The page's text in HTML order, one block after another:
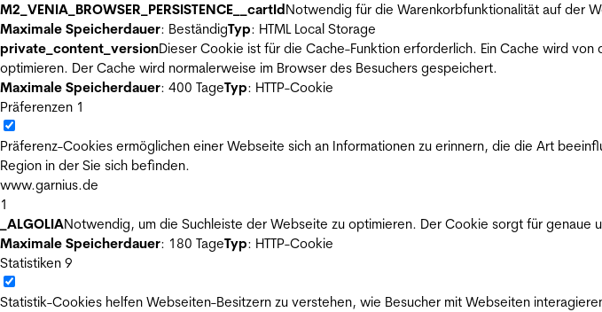
M2_VENIA_BROWSER_PERSISTENCE__cartIdNotwendig für die Warenkorbfunktionalität auf der
Maximale Speicherdauer: BeständigTyp: HTML Local Storage
private_content_versionDieser Cookie ist für die Cache-Funktion erforderlich. Ein Cache wird
optimieren. Der Cache wird normalerweise im Browser des Besuchers gespeichert.
Maximale Speicherdauer: 400 TageTyp: HTTP-Cookie
Präferenzen 1
Präferenz-Cookies ermöglichen einer Webseite sich an Informationen zu erinnern, die die Art
Region in der Sie sich befinden.
www.garnius.de
1
_ALGOLIANotwendig, um die Suchleiste der Webseite zu optimieren. Der Cookie sorgt für genaue
Maximale Speicherdauer: 180 TageTyp: HTTP-Cookie
Statistiken 9
Statistik-Cookies helfen Webseiten-Besitzern zu verstehen, wie Besucher mit Webseiten